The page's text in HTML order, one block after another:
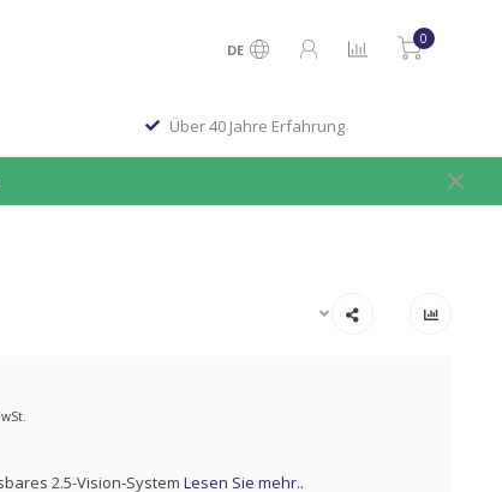
DE
0
Über 40 Jahre Erfahrung
2.5-Vision-System Lesen Sie mehr..